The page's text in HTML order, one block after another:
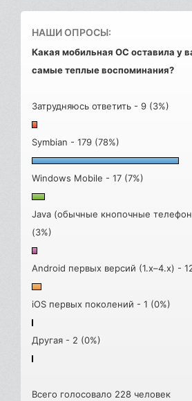
НАШИ ОПРОСЫ:
Какая мобильная ОС оставила у
самые теплые воспоминания?
Затрудняюсь ответить - 9 (3%)
Symbian - 179 (78%)
Windows Mobile - 17 (7%)
Java (обычные кнопочные
(3%)
Android первых версий (1.x–4.x) -
iOS первых поколений - 1 (0%)
Другая - 2 (0%)
Всего голосовало 228 человек